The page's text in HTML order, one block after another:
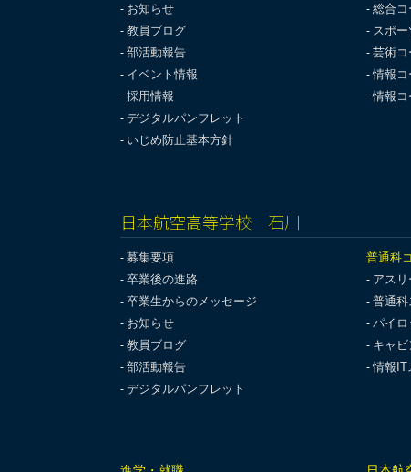
お知らせ
教員ブログ
部活動報告
イベント情報
採用情報
デジタルパンフレット
いじめ防止基本方針
総合コ
スポ
芸術コ
情報
情報
日本航空高等学校 石川
募集要項
卒業後の進路
卒業生からのメッセージ
お知らせ
教員ブログ
部活動報告
デジタルパンフレット
普通科
アス
普通科
パイロ
キャ
情報IT